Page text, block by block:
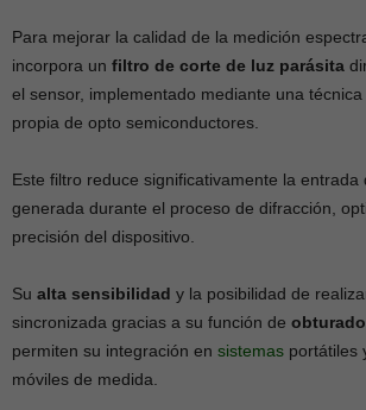
Para mejorar la calidad de la medición
incorpora un filtro de corte de luz parásita
el sensor, implementado mediante una
propia de opto semiconductores.
Este filtro reduce significativamente la entrada
generada durante el proceso de difracción,
precisión del dispositivo.
Su alta sensibilidad y la posibilidad de
sincronizada gracias a su función de
permiten su integración en sistemas portátiles
móviles de medida.